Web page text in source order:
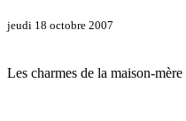
jeudi 18 octobre 2007
Les charmes de la maison-mère